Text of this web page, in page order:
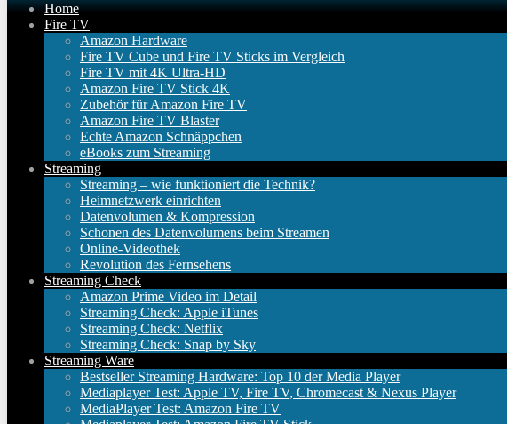
Home
Fire TV
Amazon Hardware
Fire TV Cube und Fire TV Sticks im Vergleich
Fire TV mit 4K Ultra-HD
Amazon Fire TV Stick 4K
Zubehör für Amazon Fire TV
Amazon Fire TV Blaster
Echte Amazon Schnäppchen
eBooks zum Streaming
Streaming
Streaming – wie funktioniert die Technik?
Heimnetzwerk einrichten
Datenvolumen & Kompression
Schonen des Datenvolumens beim Streamen
Online-Videothek
Revolution des Fernsehens
Streaming Check
Amazon Prime Video im Detail
Streaming Check: Apple iTunes
Streaming Check: Netflix
Streaming Check: Snap by Sky
Streaming Ware
Bestseller Streaming Hardware: Top 10 der Media Player
Mediaplayer Test: Apple TV, Fire TV, Chromecast & Nexus Player
MediaPlayer Test: Amazon Fire TV